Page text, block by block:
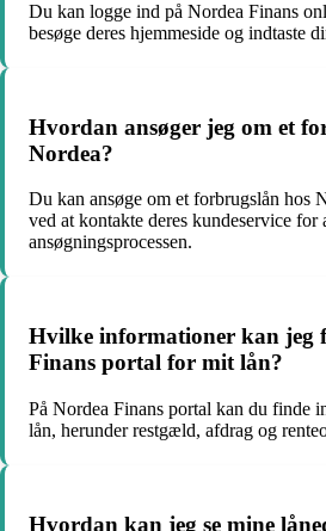
Du kan logge ind på Nordea Finans
besøge deres hjemmeside og indtaste
Hvordan ansøger jeg om et
Nordea?
Du kan ansøge om et forbrugslån hos
ved at kontakte deres kundeservice for
ansøgningsprocessen.
Hvilke informationer kan jeg
Finans portal for mit lån?
På Nordea Finans portal kan du finde
lån, herunder restgæld, afdrag og
Hvordan kan jeg se mine